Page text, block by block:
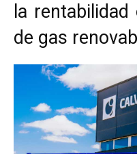
la
de gas